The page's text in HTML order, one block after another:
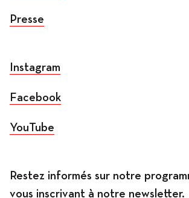
Presse
Instagram
Facebook
YouTube
Restez informés sur notre
vous inscrivant à notre newsletter.